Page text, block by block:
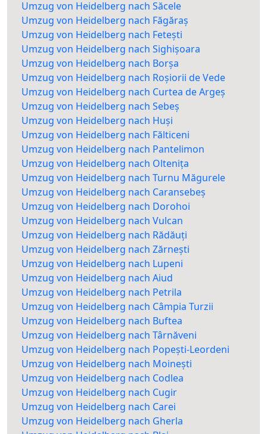
Umzug von Heidelberg nach Săcele
Umzug von Heidelberg nach Făgăraș
Umzug von Heidelberg nach Fetești
Umzug von Heidelberg nach Sighișoara
Umzug von Heidelberg nach Borșa
Umzug von Heidelberg nach Roșiorii de Vede
Umzug von Heidelberg nach Curtea de Argeș
Umzug von Heidelberg nach Sebeș
Umzug von Heidelberg nach Huși
Umzug von Heidelberg nach Fălticeni
Umzug von Heidelberg nach Pantelimon
Umzug von Heidelberg nach Oltenița
Umzug von Heidelberg nach Turnu Măgurele
Umzug von Heidelberg nach Caransebeș
Umzug von Heidelberg nach Dorohoi
Umzug von Heidelberg nach Vulcan
Umzug von Heidelberg nach Rădăuți
Umzug von Heidelberg nach Zărnești
Umzug von Heidelberg nach Lupeni
Umzug von Heidelberg nach Aiud
Umzug von Heidelberg nach Petrila
Umzug von Heidelberg nach Câmpia Turzii
Umzug von Heidelberg nach Buftea
Umzug von Heidelberg nach Târnăveni
Umzug von Heidelberg nach Popești-Leordeni
Umzug von Heidelberg nach Moinești
Umzug von Heidelberg nach Codlea
Umzug von Heidelberg nach Cugir
Umzug von Heidelberg nach Carei
Umzug von Heidelberg nach Gherla